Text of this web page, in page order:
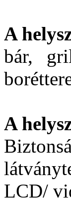
A
bár,
A
LCD/